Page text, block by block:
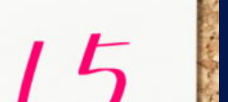
ミネーションを見たくて甘